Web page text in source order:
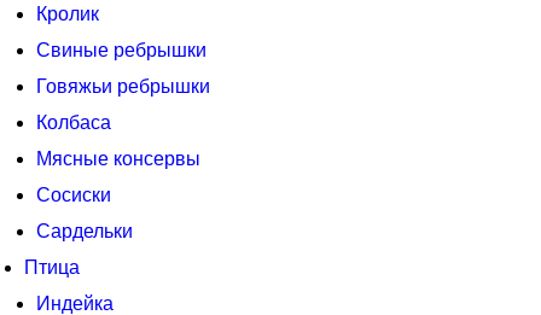
Кролик
Свиные ребрышки
Говяжьи ребрышки
Колбаса
Мясные консервы
Сосиски
Сардельки
Птица
Индейка